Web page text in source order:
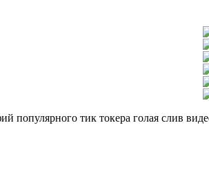
популярного тик токера голая слив